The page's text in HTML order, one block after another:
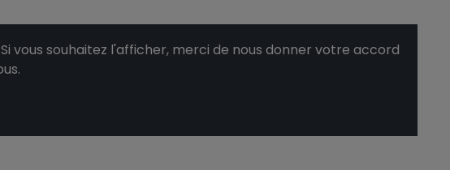
vous souhaitez l'afficher, merci de nous donner votre accord